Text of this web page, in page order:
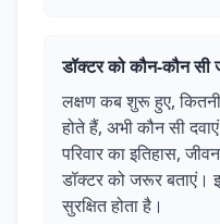
डॉक्टर को कौन-कौन सी
लक्षण कब शुरू हुए,
होते हैं, अभी कौन सी दवाएं
परिवार का इतिहास,
डॉक्टर को जरूर बताएं।
सुरक्षित होता है।